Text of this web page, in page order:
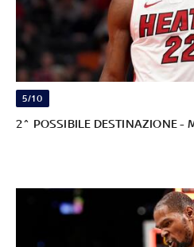
5/10
2^ POSSIBILE DESTINAZIONE -